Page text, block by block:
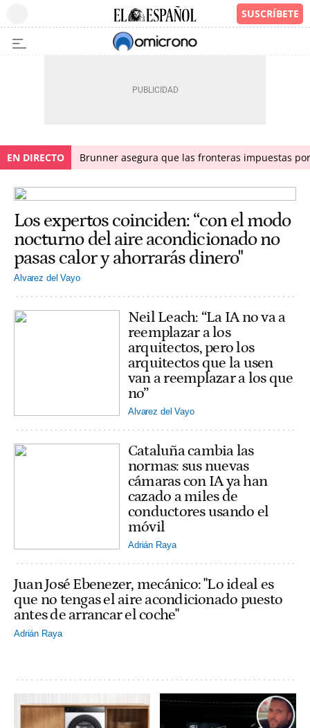
EN DIRECTO Brunner asegura que las fronteras impuestas
Los expertos coinciden: “con el modo
nocturno del aire acondicionado no
pasas calor y ahorrarás dinero"
Alvarez del Vayo
Neil Leach: “La IA no va a
reemplazar a los
arquitectos, pero los
arquitectos que la usen
van a reemplazar a los que
no”
Alvarez del Vayo
Cataluña cambia las
normas: sus nuevas
cámaras con IA ya han
cazado a miles de
conductores usando el
móvil
Adrián Raya
Juan José Ebenezer, mecánico: "Lo ideal es
que no tengas el aire acondicionado puesto
antes de arrancar el coche"
Adrián Raya